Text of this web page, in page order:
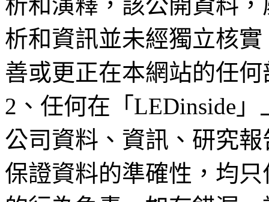
析和資訊並未經獨立核
善或更正在本網站的任
2、任何在「LEDinside
公司資料、資訊、研究
保證資料的準確性，均